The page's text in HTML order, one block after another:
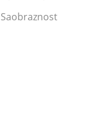
Saobraznost